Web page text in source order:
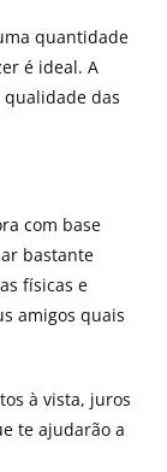
quantidade
é ideal. A
das
com base
bastante
físicas e
amigos quais
à vista, juros
te ajudarão a